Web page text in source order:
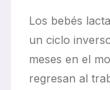
Los bebés
un ciclo
meses en el
regresan al